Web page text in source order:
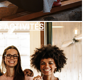
ACTIVITÉS